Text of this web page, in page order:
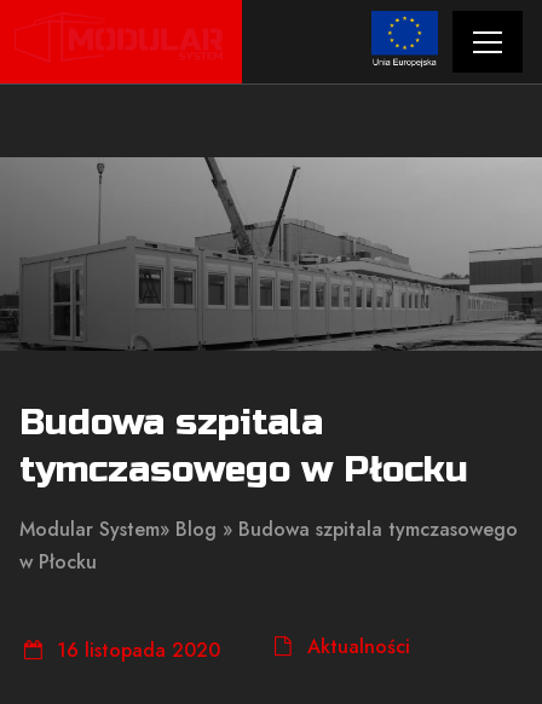
Budowa szpitala
tymczasowego w Płocku
Modular System» Blog » Budowa szpitala tymczasowego
w Płocku
16 listopada 2020 Aktualności